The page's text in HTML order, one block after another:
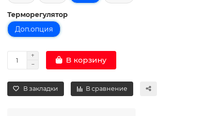
Терморегулятор
Доп.опция
В корзину
В закладки В сравнение